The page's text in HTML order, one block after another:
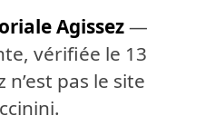
Agissez—
vérifiée le 13
n’est pas le site